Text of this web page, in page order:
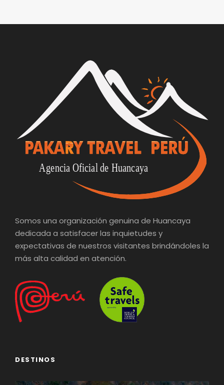
Somos una organización genuina de Huancaya
dedicada a satisfacer las inquietudes y
expectativas de nuestros visitantes brindándoles la
más alta calidad en atención.
DESTINOS